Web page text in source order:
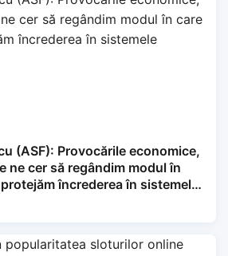
(ASF): Provocările economice,
ne cer să regândim modul în
încrederea în sistemele